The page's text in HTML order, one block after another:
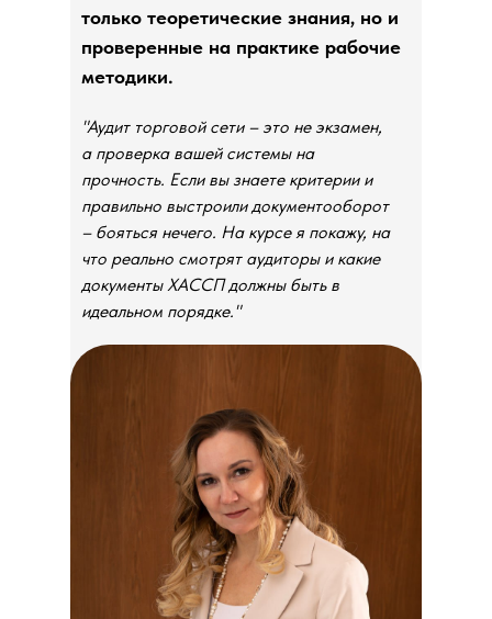
только теоретические знания, но и
проверенные на практике рабочие
методики.
"Аудит торговой сети – это не экзамен,
а проверка вашей системы на
прочность. Если вы знаете критерии и
правильно выстроили документооборот
– бояться нечего. На курсе я покажу, на
что реально смотрят аудиторы и какие
документы ХАССП должны быть в
идеальном порядке."